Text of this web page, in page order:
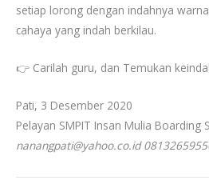
setiap lorong dengan indahnya
cahaya yang indah berkilau.
👉 Carilah guru, dan Temukan
Pati, 3 Desember 2020
Pelayan SMPIT Insan Mulia Boarding
nanangpati@yahoo.co.id